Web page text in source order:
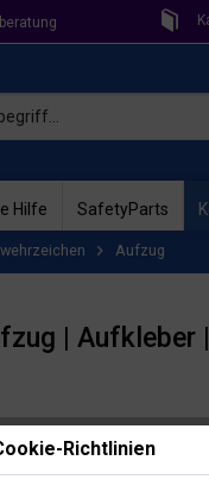
Hilfe SafetyParts
Aufzug
| Aufkleber
Richtlinien